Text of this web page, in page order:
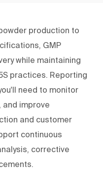
production to
GMP
while maintaining
practices. Reporting
need to monitor
and improve
and customer
continuous
corrective